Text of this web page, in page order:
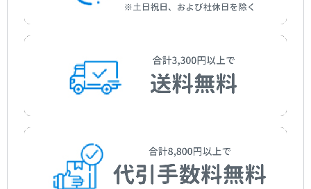
Kaneko，Misuzu
与謝野 晶子
Hagi，Kyoko
萩 京子
Hagi，Kyoko